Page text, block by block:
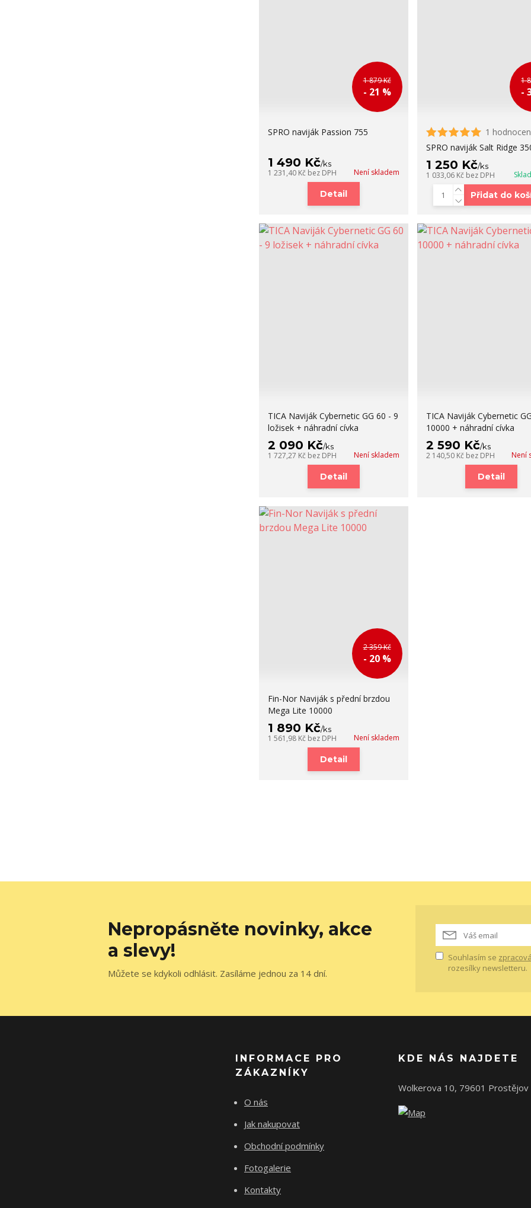
1 879 Kč
- 21 %
SPRO naviják Passion 755
1 490 Kč/ks
1 231,40 Kč bez DPH Není skladem
Detail
1
-
1
SPRO naviják Salt Ridge
1 250 Kč/ks
1 033,06 Kč bez DPH
Přidat do
TICA Naviják Cybernetic GG 60 - 9
ložisek + náhradní cívka
2 090 Kč/ks
1 727,27 Kč bez DPH Není skladem
Detail
TICA Naviják Cybernetic
10000 + náhradní cívka
2 590 Kč/ks
2 140,50 Kč bez DPH Není
Detail
2 359 Kč
- 20 %
Fin-Nor Naviják s přední brzdou
Mega Lite 10000
1 890 Kč/ks
1 561,98 Kč bez DPH Není skladem
Detail
Nepropásněte novinky, akce
a slevy!
Můžete se kdykoli odhlásit. Zasíláme jednou za 14 dní.
Souhlasím se
rozesílky newsletteru.
INFORMACE PRO
ZÁKAZNÍKY
O nás
Jak nakupovat
Obchodní podmínky
Fotogalerie
Kontakty
KDE NÁS NAJDETE
Wolkerova 10, 79601 Prostějov